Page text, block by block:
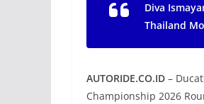
Diva
Thailand
AUTORIDE.CO.ID –
Championship 2026